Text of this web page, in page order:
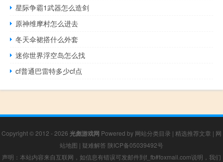
星际争霸1武器怎么造剑
原神维摩村怎么进去
冬天伞裙搭什么外套
迷你世界浮空岛怎么找
cf普通巴雷特多少cf点
Copyright © 2012 - 2026 光彪游戏网 Powered by 网站分类目录 | 精选推荐文章 | 网
站地图 | 疑难解答 陕ICP备05039492号
声明：本站内容来自互联网，如信息有错误可发邮件到f_fb#foxmail.com说明，我们